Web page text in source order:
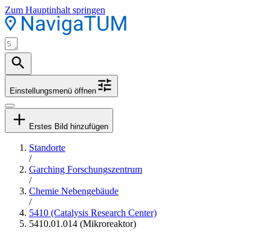
Zum Hauptinhalt springen
Einstellungsmenü öffnen
Erstes Bild hinzufügen
Standorte
/
Garching Forschungszentrum
/
Chemie Nebengebäude
/
5410 (Catalysis Research Center)
5410.01.014 (Mikroreaktor)